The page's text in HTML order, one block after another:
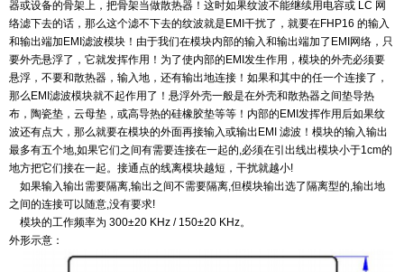
器或设备的骨架上，把骨架当做散热器！这时如果纹波不能继续用电容或 LC 网
络滤下去的话，那么这个滤不下去的纹波就是EMI干扰了， 就要在FHP16 的输入
和输出端加EMI滤波模块！由于我们在模块内部的输入和输出端加了EMI网络，只
要外壳悬浮了，它就发挥作用！为了使内部的EMI发生作用，模块的外壳必须要
悬浮，不要和散热器，输入地，还有输出地连接！如果和其中的任一个连接了，
那么EMI滤波模块就不起作用了！悬浮外壳一般是在外壳和散热器之间垫导热
布，陶瓷垫，云母垫，或高导热的硅橡胶垫等等！内部的EMI发挥作用后如果纹
波还有点大，那么就要在模块的外面再接输入或输出EMI 滤波！模块的输入输出
最多有五个地,如果它们之间有需要连接在一起的,必须在引出线出模块小于1cm的
地方把它们接在一起。接通点的线离模块越短，干扰就越小!
如果输入输出需要隔离,输出之间不需要隔离,但模块输出选了隔离型的,输出地
之间的连接可以随意,没有要求!
模块的工作频率为 300±20 KHz / 150±20 KHz。
外形示意：